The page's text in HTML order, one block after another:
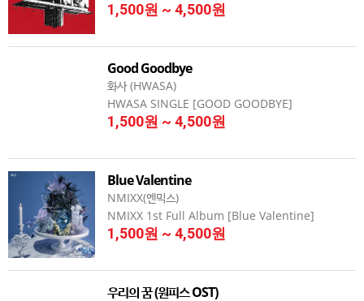
1,500원 ~ 4,500원
Good Goodbye
화사 (HWASA)
HWASA SINGLE [GOOD GOODBYE]
1,500원 ~ 4,500원
Blue Valentine
NMIXX(엔믹스)
NMIXX 1st Full Album [Blue Valentine]
1,500원 ~ 4,500원
우리의 꿈 (원피스 OST)